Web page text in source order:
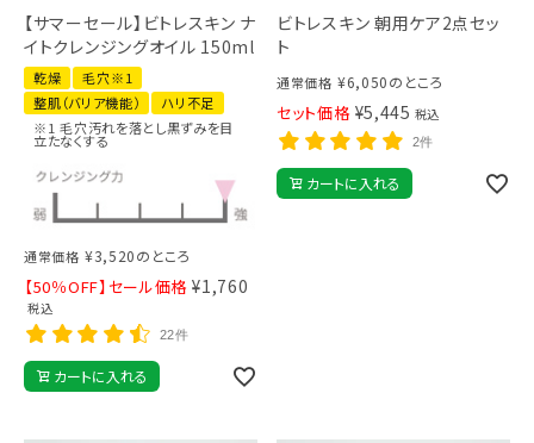
【サマーセール】ビトレスキン ナ
イトクレンジングオイル 150ml
乾燥
毛穴※1
整肌（バリア機能）
ハリ不足
※1 毛穴汚れを落とし黒ずみを目
立たなくする
通常価格 ¥3,520のところ
【50％OFF】セール価格 ¥1,760
税込
22件
カートに入れる
ビトレスキン 朝用ケア2点セッ
ト
通常価格 ¥6,050のところ
セット価格 ¥5,445 税込
2件
カートに入れる